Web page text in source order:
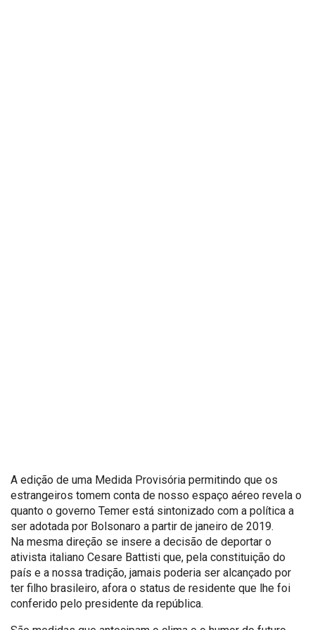
A edição de uma Medida Provisória permitindo que os
estrangeiros tomem conta de nosso espaço aéreo revela o
quanto o governo Temer está sintonizado com a política a
ser adotada por Bolsonaro a partir de janeiro de 2019.
Na mesma direção se insere a decisão de deportar o
ativista italiano Cesare Battisti que, pela constituição do
país e a nossa tradição, jamais poderia ser alcançado por
ter filho brasileiro, afora o status de residente que lhe foi
conferido pelo presidente da república.